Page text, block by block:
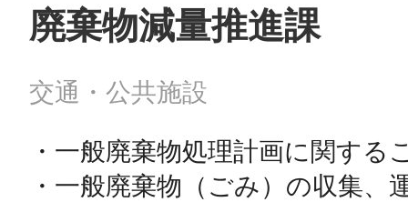
廃棄物減量推進課
交通・公共施設
・一般廃棄物処理計画に関する
・一般廃棄物（ごみ）の収集、